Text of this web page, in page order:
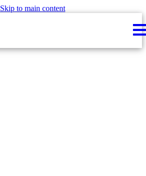
Skip to main content